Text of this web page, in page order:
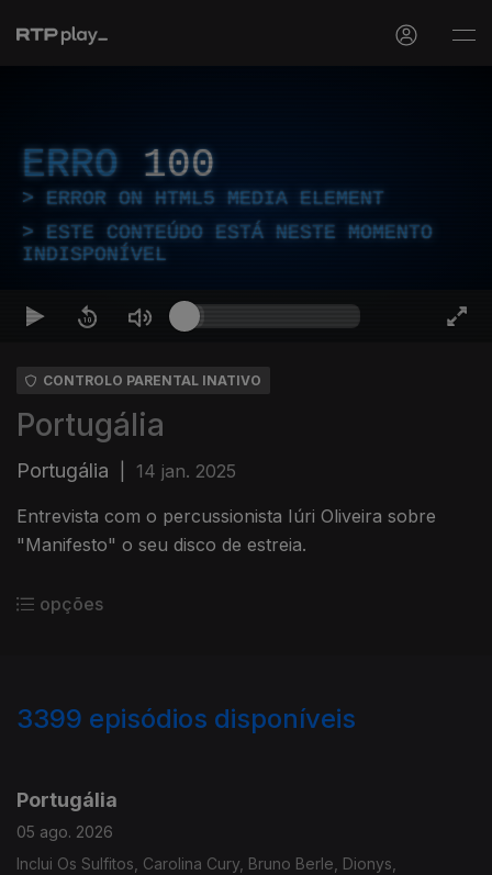
ERRO 100
ERROR ON HTML5 MEDIA ELEMENT
ESTE CONTEÚDO ESTÁ NESTE MOMENTO
INDISPONÍVEL
CONTROLO PARENTAL INATIVO
Portugália
Portugália 14 jan. 2025
Entrevista com o percussionista Iúri Oliveira sobre
"Manifesto" o seu disco de estreia.
opções
3399 episódios disponíveis
Portugália
05 ago. 2026
Inclui Os Sulfitos, Carolina Cury, Bruno Berle, Dionys,